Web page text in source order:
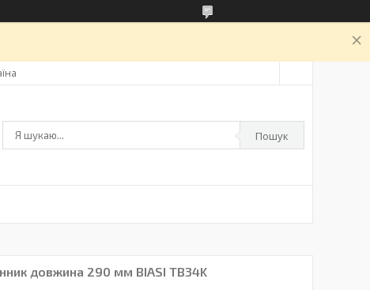
Пошук
довжина 290 мм BIASI TB34K